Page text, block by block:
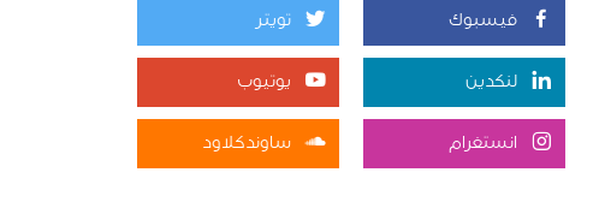
فيسبوك تويتر
لنكدين يوتيوب
انستغرام ساوندكلاود